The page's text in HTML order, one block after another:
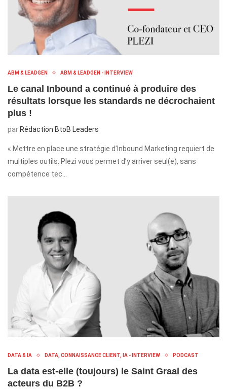
ABM & LEADGEN ABM & LEADGEN - INTERVIEW
Le canal Inbound a continué à produire des
résultats lorsque les standards ne décrochaient
plus !
par Rédaction BtoB Leaders
« Mettre en place une stratégie d’Inbound Marketing requiert de
multiples outils. Plezi vous permet d’y arriver seul(e), sans
compétence tec…
DATA & IA DATA, CONNAISSANCE CLIENT, IA - INTERVIEW PODCAST
La data est-elle (toujours) le Saint Graal des
acteurs du B2B ?